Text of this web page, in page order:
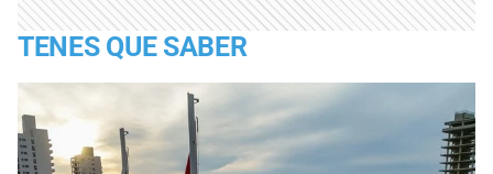
TENES QUE SABER